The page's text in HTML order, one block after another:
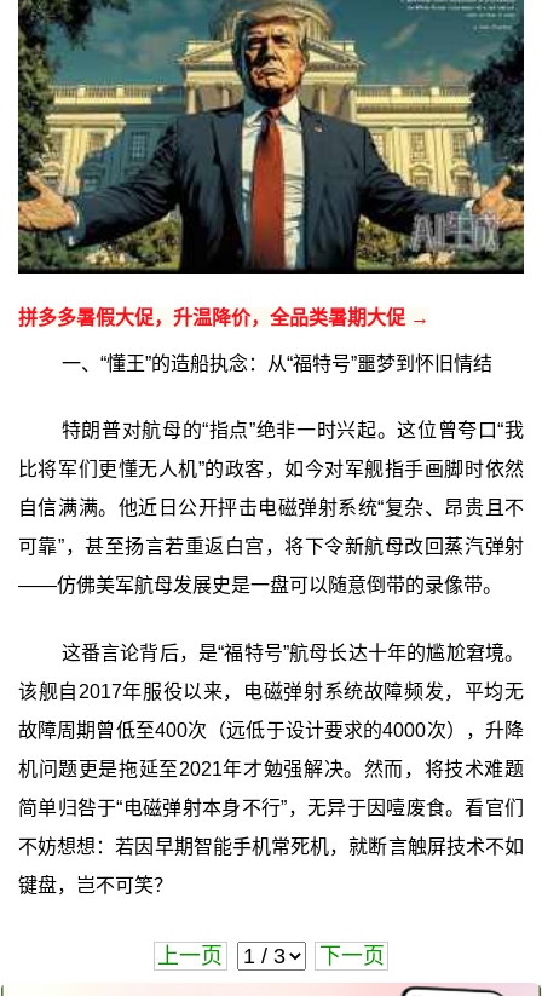
拼多多暑假大促，升温降价，全品类暑期大促 →
一、“懂王”的造船执念：从“福特号”噩梦到怀旧情结
特朗普对航母的“指点”绝非一时兴起。这位曾夸口“我
比将军们更懂无人机”的政客，如今对军舰指手画脚时依然
自信满满。他近日公开抨击电磁弹射系统“复杂、昂贵且不
可靠”，甚至扬言若重返白宫，将下令新航母改回蒸汽弹射
——仿佛美军航母发展史是一盘可以随意倒带的录像带。
这番言论背后，是“福特号”航母长达十年的尴尬窘境。
该舰自2017年服役以来，电磁弹射系统故障频发，平均无
故障周期曾低至400次（远低于设计要求的4000次），升降
机问题更是拖延至2021年才勉强解决。然而，将技术难题
简单归咎于“电磁弹射本身不行”，无异于因噎废食。看官们
不妨想想：若因早期智能手机常死机，就断言触屏技术不如
键盘，岂不可笑？
上一页 下一页